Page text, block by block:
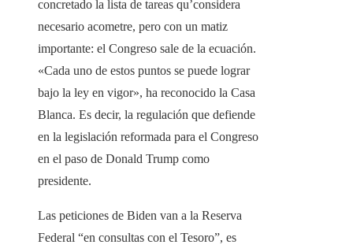
concretado la lista de tareas qu’considera
necesario acometre, pero con un matiz
importante: el Congreso sale de la ecuación.
«Cada uno de estos puntos se puede lograr
bajo la ley en vigor», ha reconocido la Casa
Blanca. Es decir, la regulación que defiende
en la legislación reformada para el Congreso
en el paso de Donald Trump como
presidente.
Las peticiones de Biden van a la Reserva
Federal “en consultas con el Tesoro”, es